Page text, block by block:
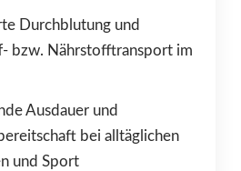
Durchblutung und
bzw. Nährstofftransport im
Ausdauer und
bei alltäglichen
und Sport